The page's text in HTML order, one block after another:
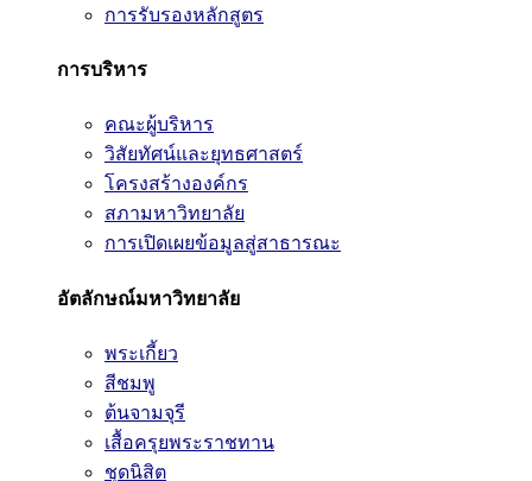
การรับรองหลักสูตร
การบริหาร
คณะผู้บริหาร
วิสัยทัศน์และยุทธศาสตร์
โครงสร้างองค์กร
สภามหาวิทยาลัย
การเปิดเผยข้อมูลสู่สาธารณะ
อัตลักษณ์มหาวิทยาลัย
พระเกี้ยว
สีชมพู
ต้นจามจุรี
เสื้อครุยพระราชทาน
ชุดนิสิต